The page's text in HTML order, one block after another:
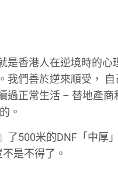
是香港人在逆境時的心
我們善於逆來順受，
過正常生活 – 替地產商
。
了500米的DNF 「中厚
不是不得了。